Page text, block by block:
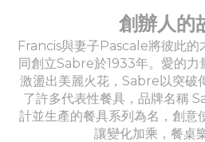
創辦人的
Francis與妻子Pascale將彼此的
同創立Sabre於1933年。愛的力
激盪出美麗火花，Sabre以突破
了許多代表性餐具，品牌名稱
計並生產的餐具系列為名，創意
讓變化加乘，餐桌